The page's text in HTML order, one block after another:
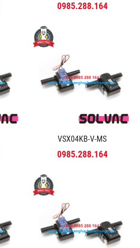
0985.288.164
VSX04KB-V-MS
0985.288.164